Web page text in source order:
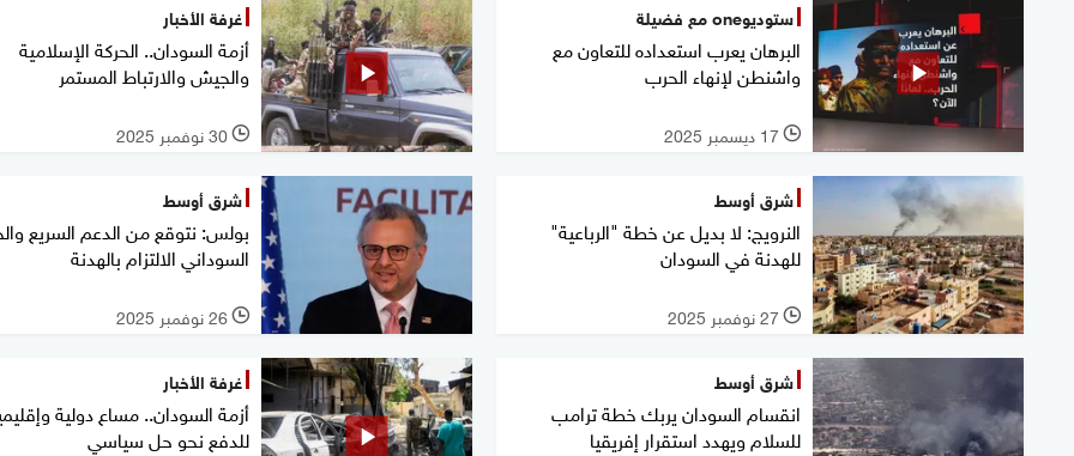
ستوديوone مع فضيلة
البرهان يعرب استعداده للتعاون مع
واشنطن لإنهاء الحرب
l 17 ديسمبر 2025
غرفة الأخبار
أزمة السودان.. الحركة الإسلامية
والجيش والارتباط المستمر
l 30 نوفمبر 2025
شرق أوسط
النرويج: لا بديل عن خطة "الرباعية"
للهدنة في السودان
l 27 نوفمبر 2025
شرق أوسط
بولس: نتوقع من الدعم السريع
السوداني الالتزام بالهدنة
l 26 نوفمبر 2025
شرق أوسط
انقسام السودان يربك خطة ترامب
للسلام ويهدد استقرار إفريقيا
غرفة الأخبار
أزمة السودان.. مساع دولية
للدفع نحو حل سياسي